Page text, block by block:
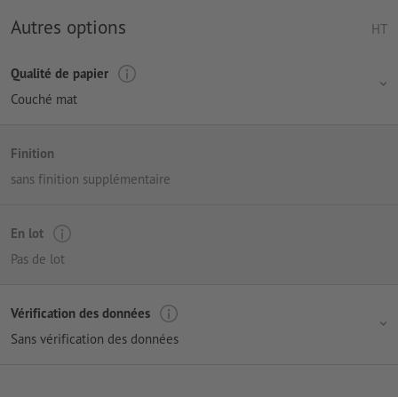
Autres options HT
Qualité de papier
Couché mat
Finition
sans finition supplémentaire
En lot
Pas de lot
Vérification des données
Sans vérification des données